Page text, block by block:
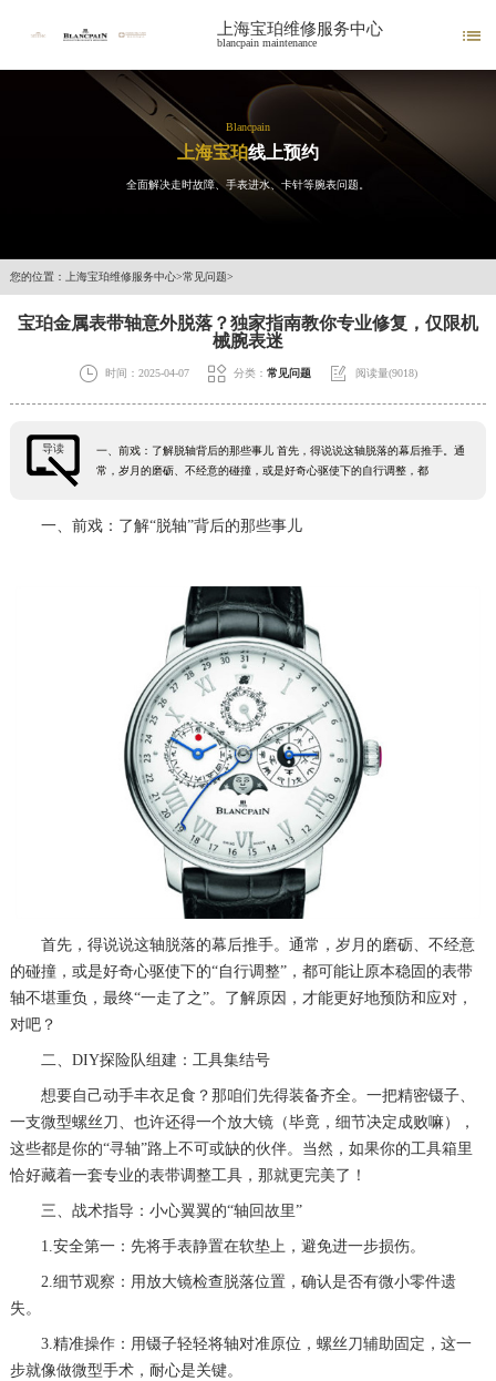
上海宝珀维修服务中心
blancpain maintenance 
Blancpain
上海宝珀线上预约
全面解决走时故障、手表进水、卡针等腕表问题。
您的位置： 上海宝珀维修服务中心>常见问题>
宝珀金属表带轴意外脱落？独家指南教你专业修复，仅限机
械腕表迷
 时间：2025-04-07  分类： 常见问题  阅读量(9018)
导读
一、前戏：了解脱轴背后的那些事儿 首先，得说说这轴脱落的幕后推手。通
常，岁月的磨砺、不经意的碰撞，或是好奇心驱使下的自行调整，都
一、前戏：了解“脱轴”背后的那些事儿
首先，得说说这轴脱落的幕后推手。通常，岁月的磨砺、不经意
的碰撞，或是好奇心驱使下的“自行调整”，都可能让原本稳固的表带
轴不堪重负，最终“一走了之”。了解原因，才能更好地预防和应对，
对吧？
二、DIY探险队组建：工具集结号
想要自己动手丰衣足食？那咱们先得装备齐全。一把精密镊子、
一支微型螺丝刀、也许还得一个放大镜（毕竟，细节决定成败嘛），
这些都是你的“寻轴”路上不可或缺的伙伴。当然，如果你的工具箱里
恰好藏着一套专业的表带调整工具，那就更完美了！
三、战术指导：小心翼翼的“轴回故里”
1.安全第一：先将手表静置在软垫上，避免进一步损伤。
2.细节观察：用放大镜检查脱落位置，确认是否有微小零件遗
失。
3.精准操作：用镊子轻轻将轴对准原位，螺丝刀辅助固定，这一
步就像做微型手术，耐心是关键。